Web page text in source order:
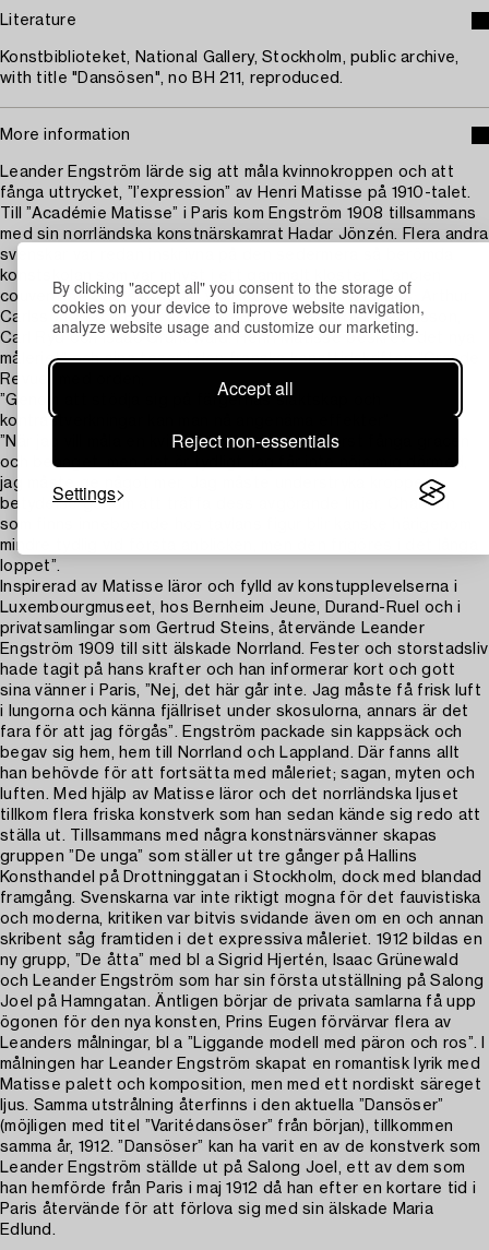
By clicking "accept all" you consent to the storage of
cookies on your device to improve website navigation,
analyze website usage and customize our marketing.
Accept all
Reject non-essentials
Settings
Literature
Konstbiblioteket, National Gallery, Stockholm, public archive,
with title "Dansösen", no BH 211, reproduced.
More information
Leander Engström lärde sig att måla kvinnokroppen och att
fånga uttrycket, ”l’expression” av Henri Matisse på 1910-talet.
Till ”Académie Matisse” i Paris kom Engström 1908 tillsammans
med sin norrländska konstnärskamrat Hadar Jönzén. Flera andra
svenskar var redan inskrivna på den sedermera så berömda
konstskolan som var inhyst i ett gammalt kloster, ”L’ancien
couvent de Sacré-Coeur", vid Boulevard des Invalides; Arthur
Carlsson-Percy, Einar Jolin, Tor Bjurström, Birger Simonsson,
Carl Ryd och Isaac Grünewald. Henri Matisse beskrev ”det nya
måleriet” och sina teser i den franska konsttidskriften ”Grande
Revue” med orden;
”Genom att stödja sig på färgernas släktskap och
kontrastverkningar kan man nå angenäma effekter”
”När jag vill måla en kvinnokropp: söker jag först fånga gracen
och behaget, men det är tydligt, jag får inte nöja mig därmed,
jag måste ge något mer. Jag måste understryka kroppens
betydelse genom att träffa dess avgörande linjer. Charmen
som finns inneboende hos tavlans figur blir kanske härigenom
mindre tydlig vid första anblicken, men den frigöres i det långa
loppet”.
Inspirerad av Matisse läror och fylld av konstupplevelserna i
Luxembourgmuseet, hos Bernheim Jeune, Durand-Ruel och i
privatsamlingar som Gertrud Steins, återvände Leander
Engström 1909 till sitt älskade Norrland. Fester och storstadsliv
hade tagit på hans krafter och han informerar kort och gott
sina vänner i Paris, ”Nej, det här går inte. Jag måste få frisk luft
i lungorna och känna fjällriset under skosulorna, annars är det
fara för att jag förgås”. Engström packade sin kappsäck och
begav sig hem, hem till Norrland och Lappland. Där fanns allt
han behövde för att fortsätta med måleriet; sagan, myten och
luften. Med hjälp av Matisse läror och det norrländska ljuset
tillkom flera friska konstverk som han sedan kände sig redo att
ställa ut. Tillsammans med några konstnärsvänner skapas
gruppen ”De unga” som ställer ut tre gånger på Hallins
Konsthandel på Drottninggatan i Stockholm, dock med blandad
framgång. Svenskarna var inte riktigt mogna för det fauvistiska
och moderna, kritiken var bitvis svidande även om en och annan
skribent såg framtiden i det expressiva måleriet. 1912 bildas en
ny grupp, ”De åtta” med bl a Sigrid Hjertén, Isaac Grünewald
och Leander Engström som har sin första utställning på Salong
Joel på Hamngatan. Äntligen börjar de privata samlarna få upp
ögonen för den nya konsten, Prins Eugen förvärvar flera av
Leanders målningar, bl a ”Liggande modell med päron och ros”. I
målningen har Leander Engström skapat en romantisk lyrik med
Matisse palett och komposition, men med ett nordiskt säreget
ljus. Samma utstrålning återfinns i den aktuella ”Dansöser”
(möjligen med titel ”Varitédansöser” från början), tillkommen
samma år, 1912. ”Dansöser” kan ha varit en av de konstverk som
Leander Engström ställde ut på Salong Joel, ett av dem som
han hemförde från Paris i maj 1912 då han efter en kortare tid i
Paris återvände för att förlova sig med sin älskade Maria
Edlund.